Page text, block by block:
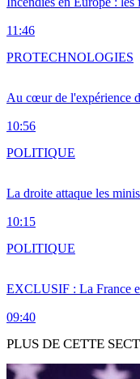
11:46
Au cœur de l'expérience
10:56
PROTECHNOLOGIES
La droite attaque les
10:15
POLITIQUE
EXCLUSIF : La France
09:40
POLITIQUE
PLUS DE CETTE